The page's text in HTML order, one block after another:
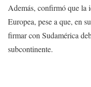
Además, confirmó que la
Europea, pese a que, en
firmar con Sudamérica
subcontinente.